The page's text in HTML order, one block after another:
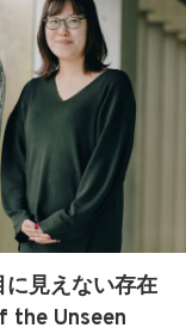
見えない存在
the Unseen